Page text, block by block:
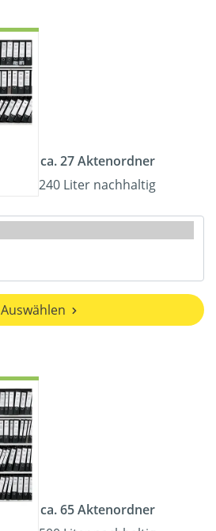
ca. 27 Aktenordner
240 Liter nachhaltig
Auswählen
ca. 65 Aktenordner